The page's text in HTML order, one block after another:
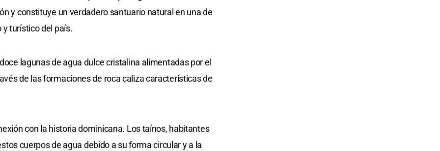
y constituye un verdadero santuario natural en una de
turístico del país.
lagunas de agua dulce cristalina alimentadas por el
de las formaciones de roca caliza características de
con la historia dominicana. Los taínos, habitantes
cuerpos de agua debido a su forma circular y a la